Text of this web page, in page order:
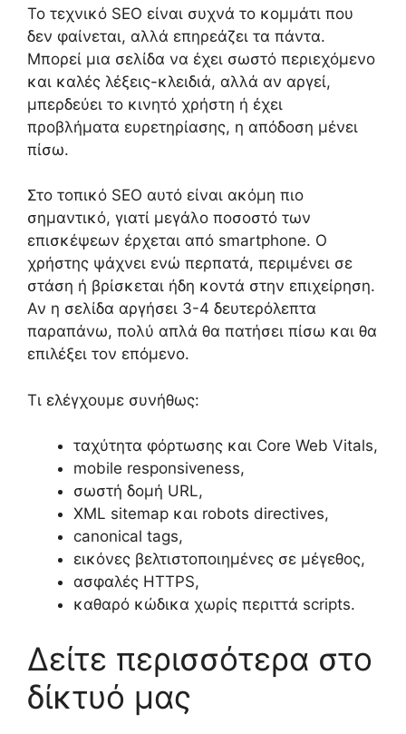
Το τεχνικό SEO είναι συχνά το κομμάτι που
δεν φαίνεται, αλλά επηρεάζει τα πάντα.
Μπορεί μια σελίδα να έχει σωστό περιεχόμενο
και καλές λέξεις-κλειδιά, αλλά αν αργεί,
μπερδεύει το κινητό χρήστη ή έχει
προβλήματα ευρετηρίασης, η απόδοση μένει
πίσω.
Στο τοπικό SEO αυτό είναι ακόμη πιο
σημαντικό, γιατί μεγάλο ποσοστό των
επισκέψεων έρχεται από smartphone. Ο
χρήστης ψάχνει ενώ περπατά, περιμένει σε
στάση ή βρίσκεται ήδη κοντά στην επιχείρηση.
Αν η σελίδα αργήσει 3-4 δευτερόλεπτα
παραπάνω, πολύ απλά θα πατήσει πίσω και θα
επιλέξει τον επόμενο.
Τι ελέγχουμε συνήθως:
ταχύτητα φόρτωσης και Core Web Vitals,
mobile responsiveness,
σωστή δομή URL,
XML sitemap και robots directives,
canonical tags,
εικόνες βελτιστοποιημένες σε μέγεθος,
ασφαλές HTTPS,
καθαρό κώδικα χωρίς περιττά scripts.
Δείτε περισσότερα στο
δίκτυό μας